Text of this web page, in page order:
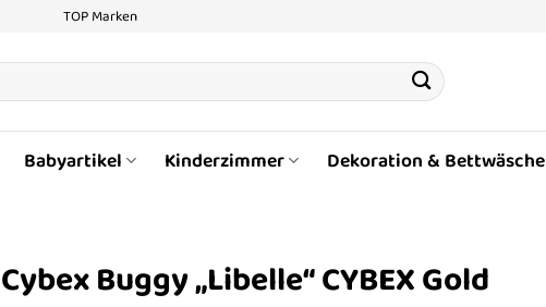
TOP Marken
Babyartikel Kinderzimmer Dekoration & Bettwäsche
Cybex Buggy „Libelle“ CYBEX Gold